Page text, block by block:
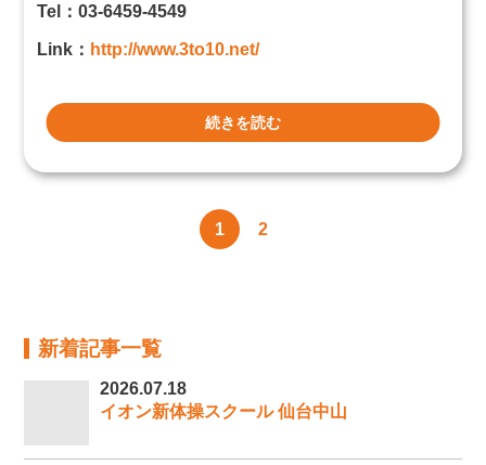
Tel：03-6459-4549
Link： http://www.3to10.net/
続きを読む
1 2
新着記事一覧
2026.07.18
イオン新体操スクール 仙台中山